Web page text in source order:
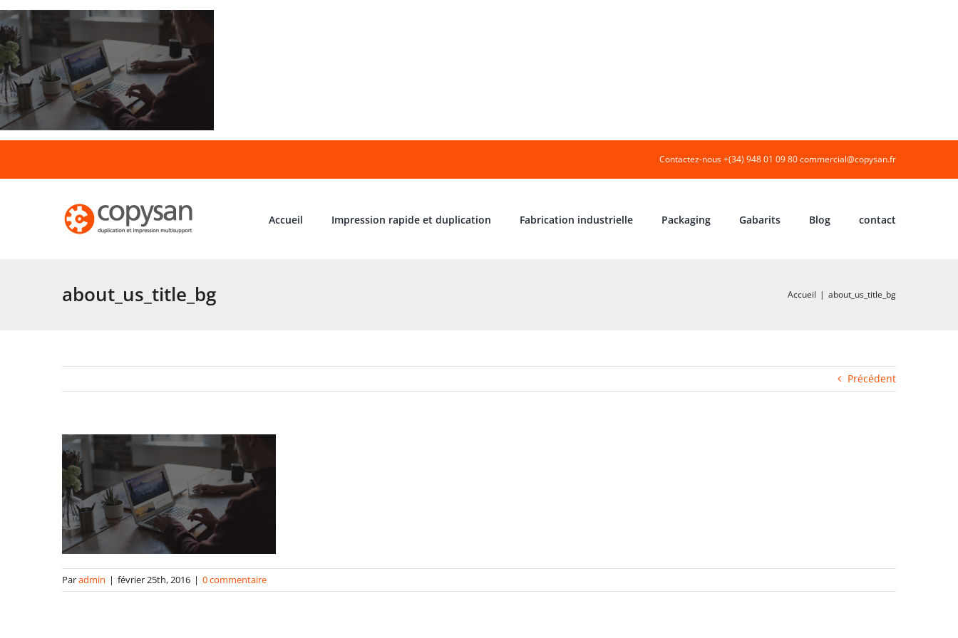
Passer
au
contenu
Contactez-nous +(34) 948 01 09 80commercial@copysan.fr
Accueil Impression rapide et duplication Fabrication industrielle Packaging Gabarits Blog contact
about_us_title_bg Accueil | about_us_title_bg
Précédent
Paradmin | février 25th, 2016 | 0 commentaire